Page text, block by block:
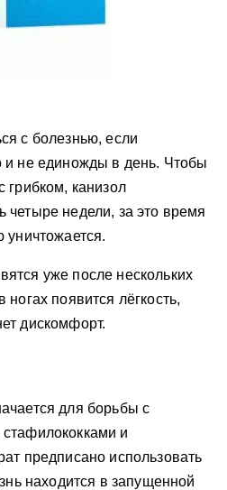
с болезнью, если
и не единожды в день. Чтобы
грибком, канизол
четыре недели, за это время
уничтожается.
уже после нескольких
появится лёгкость,
дискомфорт.
для борьбы с
и
предписано использовать
находится в запущенной